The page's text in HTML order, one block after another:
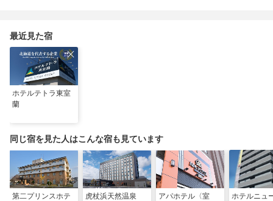
最近見た宿
ホテルテトラ東室
蘭
同じ宿を見た人はこんな宿も見ています
第二プリンスホテ
虎杖浜天然温泉
アパホテル〈室
ホテルニュ